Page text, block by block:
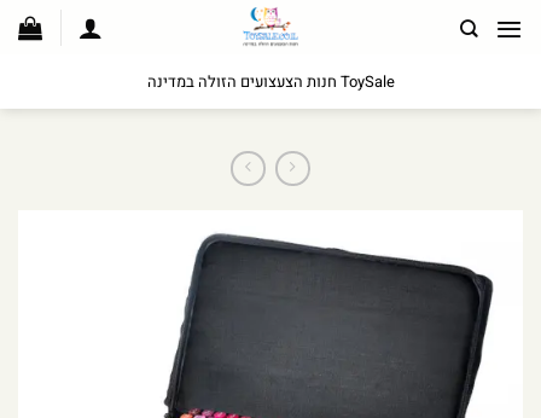
לתוכן
ToySale חנות הצעצועים הזולה במדינה